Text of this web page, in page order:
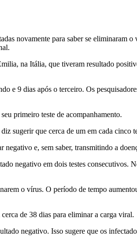
novamente para saber se eliminaram
na Itália, que tiveram resultado
e 9 dias após o terceiro. Os
primeiro teste de acompanhamento.
sugerir que cerca de um em cada cinco
e, sem saber, transmitindo a
negativo em dois testes consecutivos.
o vírus. O período de tempo
de 38 dias para eliminar a carga viral.
negativo. Isso sugere que os